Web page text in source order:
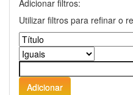
Adicionar filtros:
Utilizar filtros para refinar o